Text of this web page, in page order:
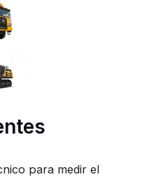
para medir el